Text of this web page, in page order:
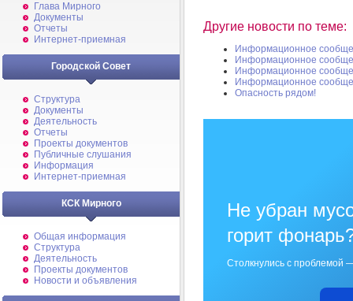
Глава Мирного
Документы
Отчеты
Интернет-приемная
Городской Совет
Структура
Документы
Деятельность
Отчеты
Проекты документов
Публичные слушания
Информация
Интернет-приемная
КСК Мирного
Общая информация
Структура
Деятельность
Проекты документов
Новости и объявления
Другие новости по теме:
Информационное
Информационное
Информационное
Информационное
Опасность рядом!
Не убран
горит
Столкнулись с проблемой